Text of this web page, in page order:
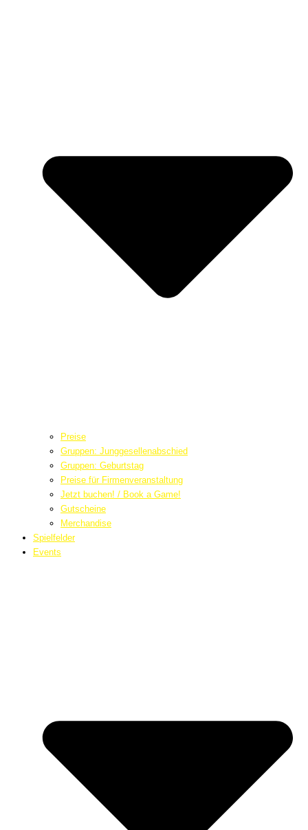
Preise
Gruppen: Junggesellenabschied
Gruppen: Geburtstag
Preise für Firmenveranstaltung
Jetzt buchen! / Book a Game!
Gutscheine
Merchandise
Spielfelder
Events